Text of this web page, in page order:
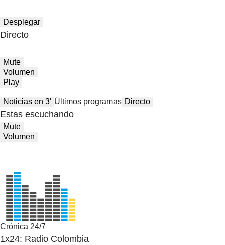
Desplegar
Directo
Mute
Volumen
Play
Noticias en 3′ Últimos programas Directo
Estas escuchando
Mute
Volumen
Crónica 24/7
1x24: Radio Colombia